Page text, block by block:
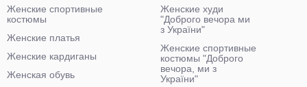
Женские спортивные
костюмы
Женские платья
Женские кардиганы
Женская обувь
Женские худи
"Доброго вечора ми
з України"
Женские спортивные
костюмы "Доброго
вечора, ми з
України"